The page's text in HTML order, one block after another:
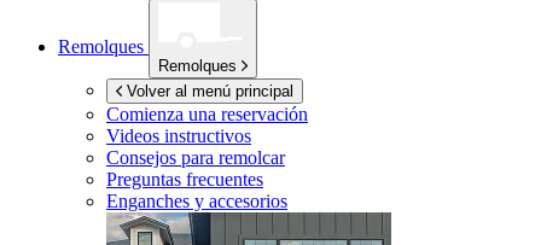
Remolques
Remolques
Volver al menú principal
Comienza una reservación
Videos instructivos
Consejos para remolcar
Preguntas frecuentes
Enganches y accesorios